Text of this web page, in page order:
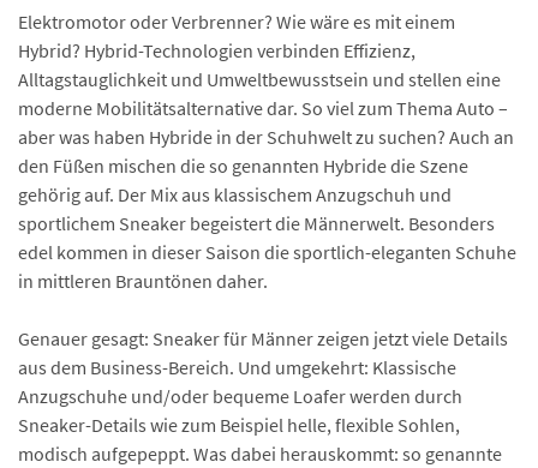
Elektromotor oder Verbrenner? Wie wäre es mit einem
Hybrid? Hybrid-Technologien verbinden Effizienz,
Alltagstauglichkeit und Umwelt­bewusstsein und stellen eine
moderne Mobilitäts­alternative dar. So viel zum Thema Auto –
aber was haben Hybride in der Schuhwelt zu suchen? Auch an
den Füßen mischen die so genannten Hybride die Szene
gehörig auf. Der Mix aus klassischem Anzugschuh und
sportlichem Sneaker begeistert die Männerwelt. Besonders
edel kommen in dieser Saison die sportlich-eleganten Schuhe
in mittleren Brauntönen daher.
Genauer gesagt: Sneaker für Männer zeigen jetzt viele Details
aus dem Business-Bereich. Und umgekehrt: Klassische
Anzugschuhe und/oder bequeme Loafer werden durch
Sneaker-Details wie zum Beispiel helle, flexible Sohlen,
modisch aufgepeppt. Was dabei herauskommt: so genannte